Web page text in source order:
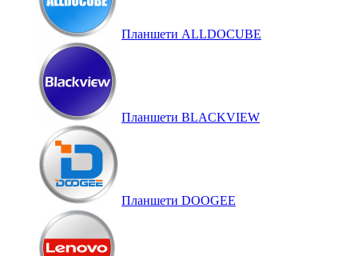
Планшети ALLDOCUBE
Планшети BLACKVIEW
Планшети DOOGEE